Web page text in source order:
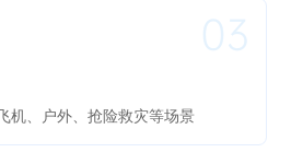
机、户外、抢险救灾等场景
03